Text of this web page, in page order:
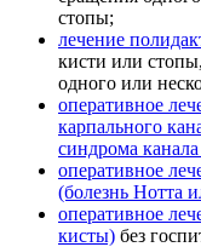
стопы;
лечение
кисти или
одного или
оперативное
карпального
синдрома
оперативное
(болезнь Нотта
оперативное
кисты) без